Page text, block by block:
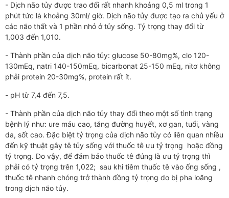
- Dịch não tủy được trao đổi rất nhanh khoảng 0,5 ml trong 1
phút tức là khoảng 30ml/ giờ. Dịch não tủy được tạo ra chủ yếu ở
các não thất và 1 phần nhỏ ở tủy sống. Tỷ trọng thay đổi từ
1,003 đến 1,010.
- Thành phần của dịch não tủy: glucose 50-80mg%, clo 120-
130mEq, natri 140-150mEq, bicarbonat 25-150 mEq, nitơ không
phải protein 20-30mg%, protein rất ít.
- pH từ 7,4 đến 7,5.
- Thành phần của dịch não tủy thay đổi theo một số tình trạng
bệnh lý như: ure máu cao, tăng đường huyết, xơ gan, tuổi, vàng
da, sốt cao. Đặc biệt tỷ trọng của dịch não tủy có liên quan nhiều
đến kỹ thuật gây tê tủy sống với thuốc tê ưu tỷ trọng hoặc đồng
tỷ trọng. Do vậy, để đảm bảo thuốc tê đúng là ưu tỷ trọng thì
phải có tỷ trọng trên 1,022; sau khi tiêm thuốc tê vào ống sống ,
thuốc tê nhanh chóng trở thành đồng tỷ trọng do bị pha loãng
trong dịch não tủy.